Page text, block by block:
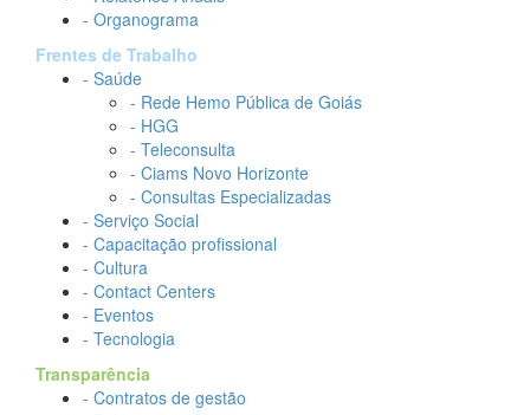
- Organograma
Frentes de Trabalho
- Saúde
- Rede Hemo Pública de Goiás
- HGG
- Teleconsulta
- Ciams Novo Horizonte
- Consultas Especializadas
- Serviço Social
- Capacitação profissional
- Cultura
- Contact Centers
- Eventos
- Tecnologia
Transparência
- Contratos de gestão